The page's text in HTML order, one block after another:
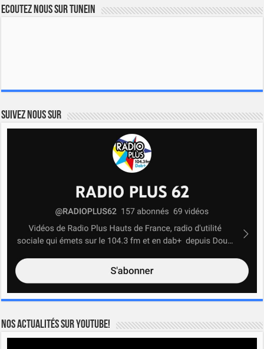
Ecoutez nous sur TuneIn
Suivez nous sur
Nos actualités sur YOUTUBE!